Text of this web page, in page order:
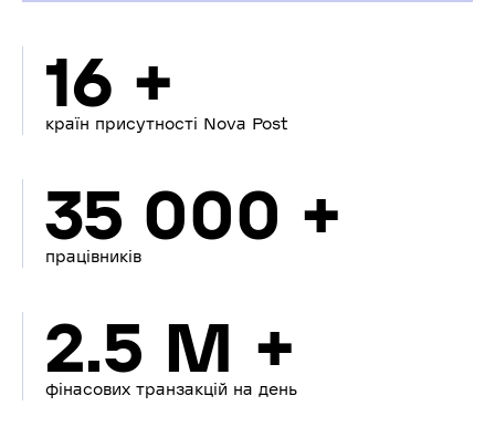
16 +
країн присутності Nova Post
35 000 +
працівників
2.5 M +
фінасових транзакцій на день